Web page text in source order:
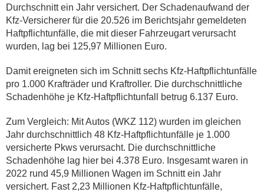
Durchschnitt ein Jahr versichert. Der Schadenaufwand der
Kfz-Versicherer für die 20.526 im Berichtsjahr gemeldeten
Haftpflichtunfälle, die mit dieser Fahrzeugart verursacht
wurden, lag bei 125,97 Millionen Euro.
Damit ereigneten sich im Schnitt sechs Kfz-Haftpflichtunfälle
pro 1.000 Krafträder und Kraftroller. Die durchschnittliche
Schadenhöhe je Kfz-Haftpflichtunfall betrug 6.137 Euro.
Zum Vergleich: Mit Autos (WKZ 112) wurden im gleichen
Jahr durchschnittlich 48 Kfz-Haftpflichtunfälle je 1.000
versicherte Pkws verursacht. Die durchschnittliche
Schadenhöhe lag hier bei 4.378 Euro. Insgesamt waren in
2022 rund 45,9 Millionen Wagen im Schnitt ein Jahr
versichert. Fast 2,23 Millionen Kfz-Haftpflichtunfälle,